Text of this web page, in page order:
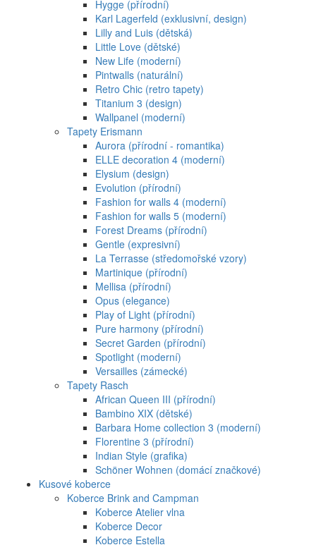
Hygge (přírodní)
Karl Lagerfeld (exklusivní, design)
Lilly and Luis (dětská)
Little Love (dětské)
New Life (moderní)
Pintwalls (naturální)
Retro Chic (retro tapety)
Titanium 3 (design)
Wallpanel (moderní)
Tapety Erismann
Aurora (přírodní - romantika)
ELLE decoration 4 (moderní)
Elysium (design)
Evolution (přírodní)
Fashion for walls 4 (moderní)
Fashion for walls 5 (moderní)
Forest Dreams (přírodní)
Gentle (expresivní)
La Terrasse (středomořské vzory)
Martinique (přírodní)
Mellisa (přírodní)
Opus (elegance)
Play of Light (přírodní)
Pure harmony (přírodní)
Secret Garden (přírodní)
Spotlight (moderní)
Versailles (zámecké)
Tapety Rasch
African Queen III (přírodní)
Bambino XIX (dětské)
Barbara Home collection 3 (moderní)
Florentine 3 (přírodní)
Indian Style (grafika)
Schöner Wohnen (domácí značkové)
Kusové koberce
Koberce Brink and Campman
Koberce Atelier vlna
Koberce Decor
Koberce Estella